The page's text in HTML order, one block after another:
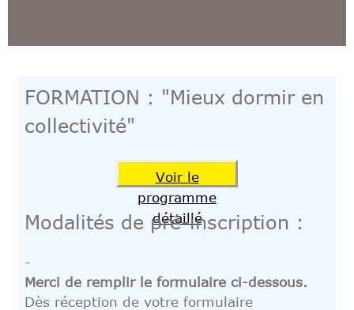
FORMATION : "Mieux dormir en
collectivité"
Voir le
programme
détaillé
Modalités de pré-inscription :
-
Merci de remplir le formulaire ci-dessous.
Dès réception de votre formulaire